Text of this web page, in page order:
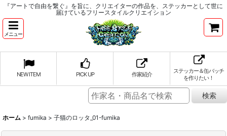
『アートで自由を繋ぐ』を旨に、クリエイターの作品を、ステッカーとして世に
届けているフリースタイルクリエイション
メニュー
NEW ITEM PICK UP 作家紹介
ステッカー＆缶バッチ
を作りたい！
ホーム > fumika > 子猫のロッタ_01-fumika